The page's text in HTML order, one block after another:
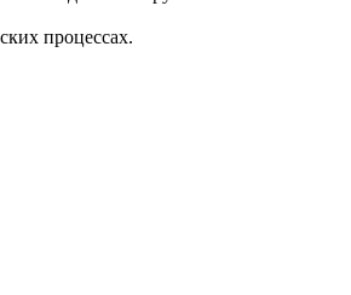
процессах.